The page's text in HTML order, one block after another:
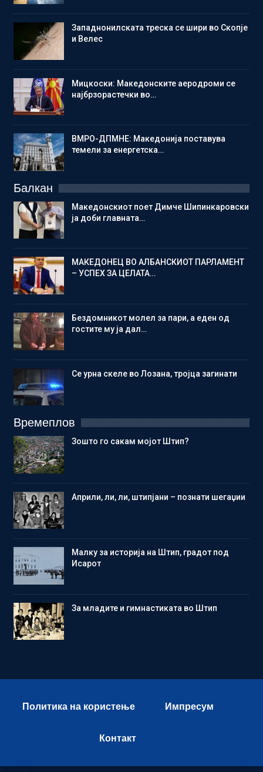
Западнонилската треска се шири во Скопје
и Велес
Мицкоски: Македонските аеродроми се
најбрзорастечки во…
ВМРО-ДПМНЕ: Македонија поставува
темели за енергетска…
Балкан
Македонскиот поет Димче Шипинкаровски
ја доби главната…
МАКЕДОНЕЦ ВО АЛБАНСКИОТ ПАРЛАМЕНТ
– УСПЕХ ЗА ЦЕЛАТА…
Бездомникот молел за пари, а еден од
гостите му ја дал…
Се урна скеле во Лозана, тројца загинати
Времеплов
Зошто го сакам мојот Штип?
Aприли, ли, ли, штипјани – познати шегаџии
Малку за историја на Штип, градот под
Исарот
Зa младите и гимнастиката во Штип
Политика на користење Импресум
Контакт